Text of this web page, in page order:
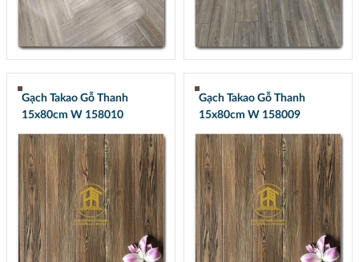
Gạch Takao Gỗ Thanh
15x80cm W 158010
Gạch Takao Gỗ Thanh
15x80cm W 158009